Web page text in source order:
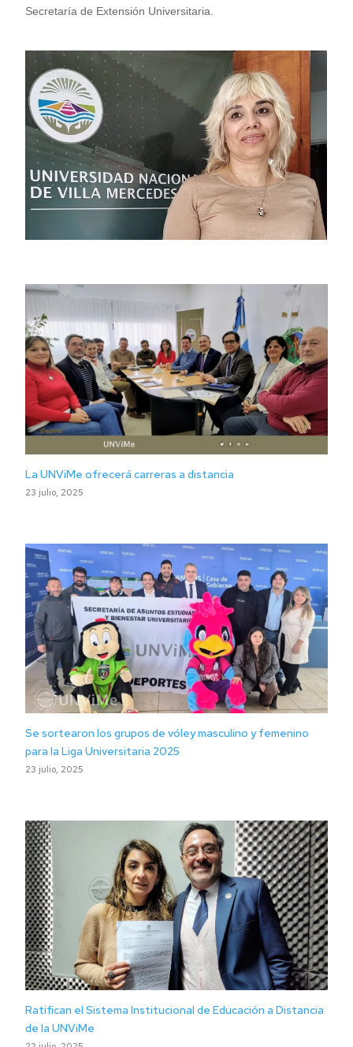
Secretaría de Extensión Universitaria.
La UNViMe ofrecerá carreras a distancia
23 julio, 2025
Se sortearon los grupos de vóley masculino y femenino
para la Liga Universitaria 2025
23 julio, 2025
Ratifican el Sistema Institucional de Educación a Distancia
de la UNViMe